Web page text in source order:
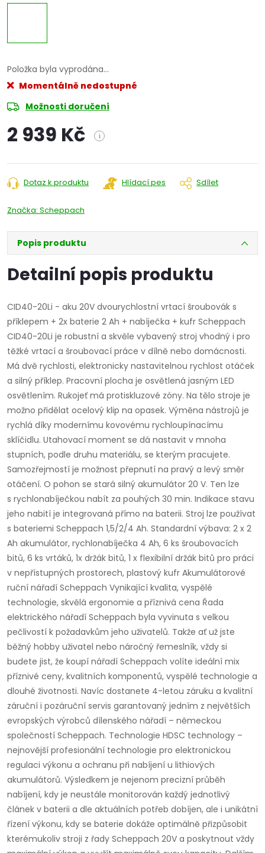
Položka byla vyprodána…
Momentálně nedostupné
Možnosti doručení
2 939 Kč i
cena:
Dotaz k produktu Hlídací pes Sdílet
Značka: Scheppach
Popis produktu
Detailní popis produktu
CID40-20Li - aku 20V dvourychlostní vrtací šroubovák s
příklepem + 2x baterie 2 Ah + nabíječka + kufr Scheppach
CID40-20Li je robustní a skvěle vybavený stroj vhodný i pro
těžké vrtací a šroubovací práce v dílně nebo domácnosti.
Má dvě rychlosti, elektronicky nastavitelnou rychlost otáček
a silný příklep. Pracovní plocha je osvětlená jasným LED
osvětlením. Rukojeť má protiskluzové zóny. Na tělo stroje je
možno přidělat ocelový klip na opasek. Výměna nástrojů je
rychlá díky modernímu kovovému rychloupínacímu
sklíčidlu. Utahovací moment se dá nastavit v mnoha
stupních, podle druhu materiálu, se kterým pracujete.
Samozřejmostí je možnost přepnutí na pravý a levý směr
otáčení. O pohon se stará silný akumulátor 20 V. Ten lze
s rychlonabíječkou nabít za pouhých 30 min. Indikace stavu
jeho nabití je integrovaná přímo na baterii. Stroj lze používat
s bateriemi Scheppach 1,5/2/4 Ah. Standardní výbava: 2 x 2
Ah akumulátor, rychlonabíječka 4 Ah, 6 ks šroubovacích
bitů, 6 ks vrtáků, 1x držák bitů, 1 x flexibilní držák bitů pro práci
v nepřístupných prostorech, plastový kufr Akumulátorové
ruční nářadí Scheppach Vynikající kvalita, vyspělé
technologie, skvělá ergonomie a příznivá cena Řada
elektrického nářadí Scheppach byla vyvinuta s velkou
pečlivostí k požadavkům jeho uživatelů. Takže ať už jste
běžný hobby uživatel nebo náročný řemeslník, vždy si
budete jist, že koupí nářadí Scheppach volíte ideální mix
příznivé ceny, kvalitních komponentů, vyspělé technologie a
dlouhé životnosti. Navíc dostanete 4-letou záruku a kvalitní
záruční i pozáruční servis garantovaný jedním z největších
evropských výrobců dílenského nářadí – německou
společností Scheppach. Technologie HDSC technology –
nejnovější profesionální technologie pro elektronickou
regulaci výkonu a ochranu při nabíjení u lithiových
akumulátorů. Výsledkem je nejenom precizní průběh
nabíjení, kdy je neustále monitorován každý jednotlivý
článek v baterii a dle aktuálních potřeb dobíjen, ale i unikátní
řízení výkonu, kdy se baterie dokáže optimálně přizpůsobit
kterémukoliv stroji z řady Scheppach 20V a poskytnout vždy